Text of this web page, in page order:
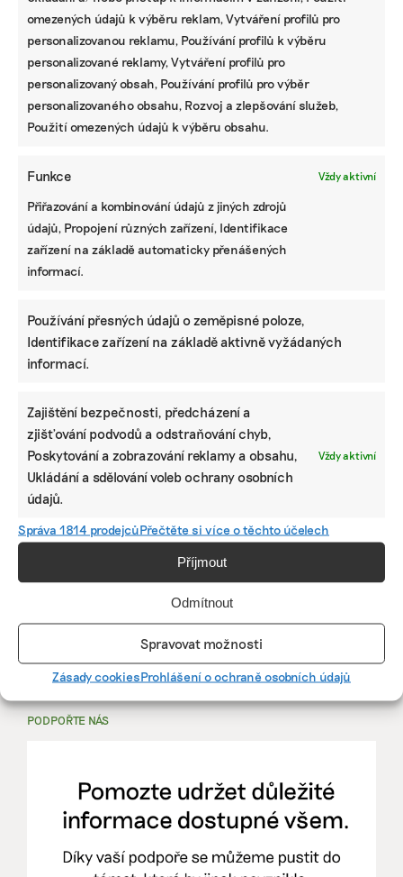
omezených údajů k výběru reklam, Vytváření profilů pro
personalizovanou reklamu, Používání profilů k výběru
personalizované reklamy, Vytváření profilů pro
personalizovaný obsah, Používání profilů pro výběr
personalizovaného obsahu, Rozvoj a zlepšování služeb,
Použití omezených údajů k výběru obsahu.
Funkce Vždy aktivní
Přiřazování a kombinování údajů z jiných zdrojů
údajů, Propojení různých zařízení, Identifikace
zařízení na základě automaticky přenášených
informací.
Používání přesných údajů o zeměpisné poloze,
Identifikace zařízení na základě aktivně vyžádaných
informací.
Zajištění bezpečnosti, předcházení a
zjišťování podvodů a odstraňování chyb,
Poskytování a zobrazování reklamy a obsahu,
Ukládání a sdělování voleb ochrany osobních
údajů.
Vždy aktivní
Správa 1814 prodejcůPřečtěte si více o těchto účelech
Příjmout
Odmítnout
Spravovat možnosti
Zásady cookiesProhlášení o ochraně osobních údajů
PRÁCE, KTERÁ ZLEPŠÍ SVĚT
mutualus
udržitelnosti
právnička/právník
Více naEkoJobs>
PODPOŘTE NÁS